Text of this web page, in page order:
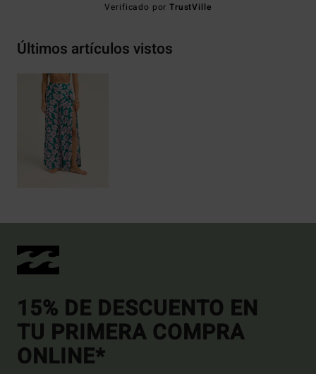
Verificado porTrustVille
Últimos artículos vistos
15% DE DESCUENTO EN
TU PRIMERA COMPRA
ONLINE*